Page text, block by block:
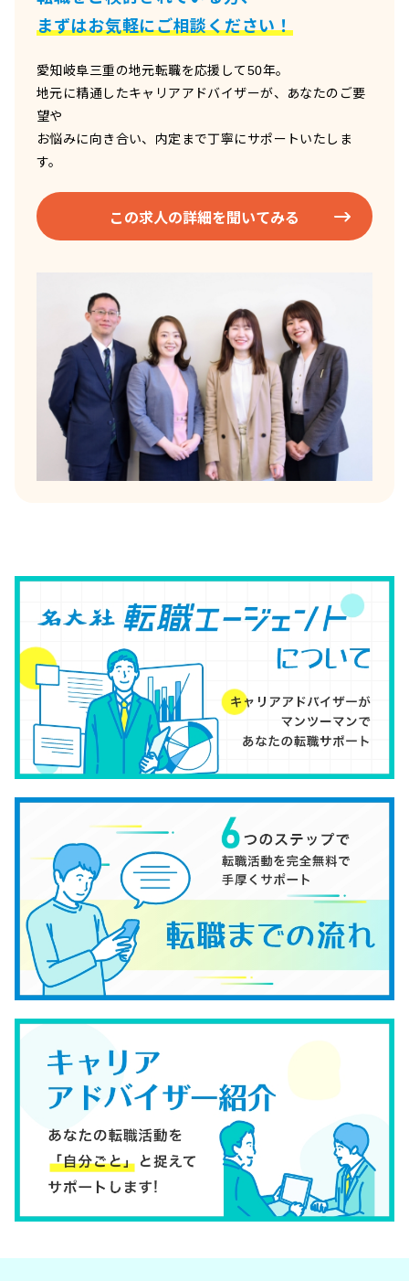
まずはお気軽にご相談ください！
愛知岐阜三重の地元転職を応援して50年。
地元に精通したキャリアアドバイザーが、あなたのご要
望や
お悩みに向き合い、内定まで丁寧にサポートいたしま
す。
この求人の詳細を聞いてみる